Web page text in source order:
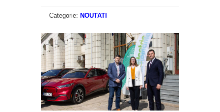
Categorie: NOUTATI